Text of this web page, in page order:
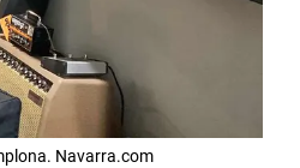
Navarra.com